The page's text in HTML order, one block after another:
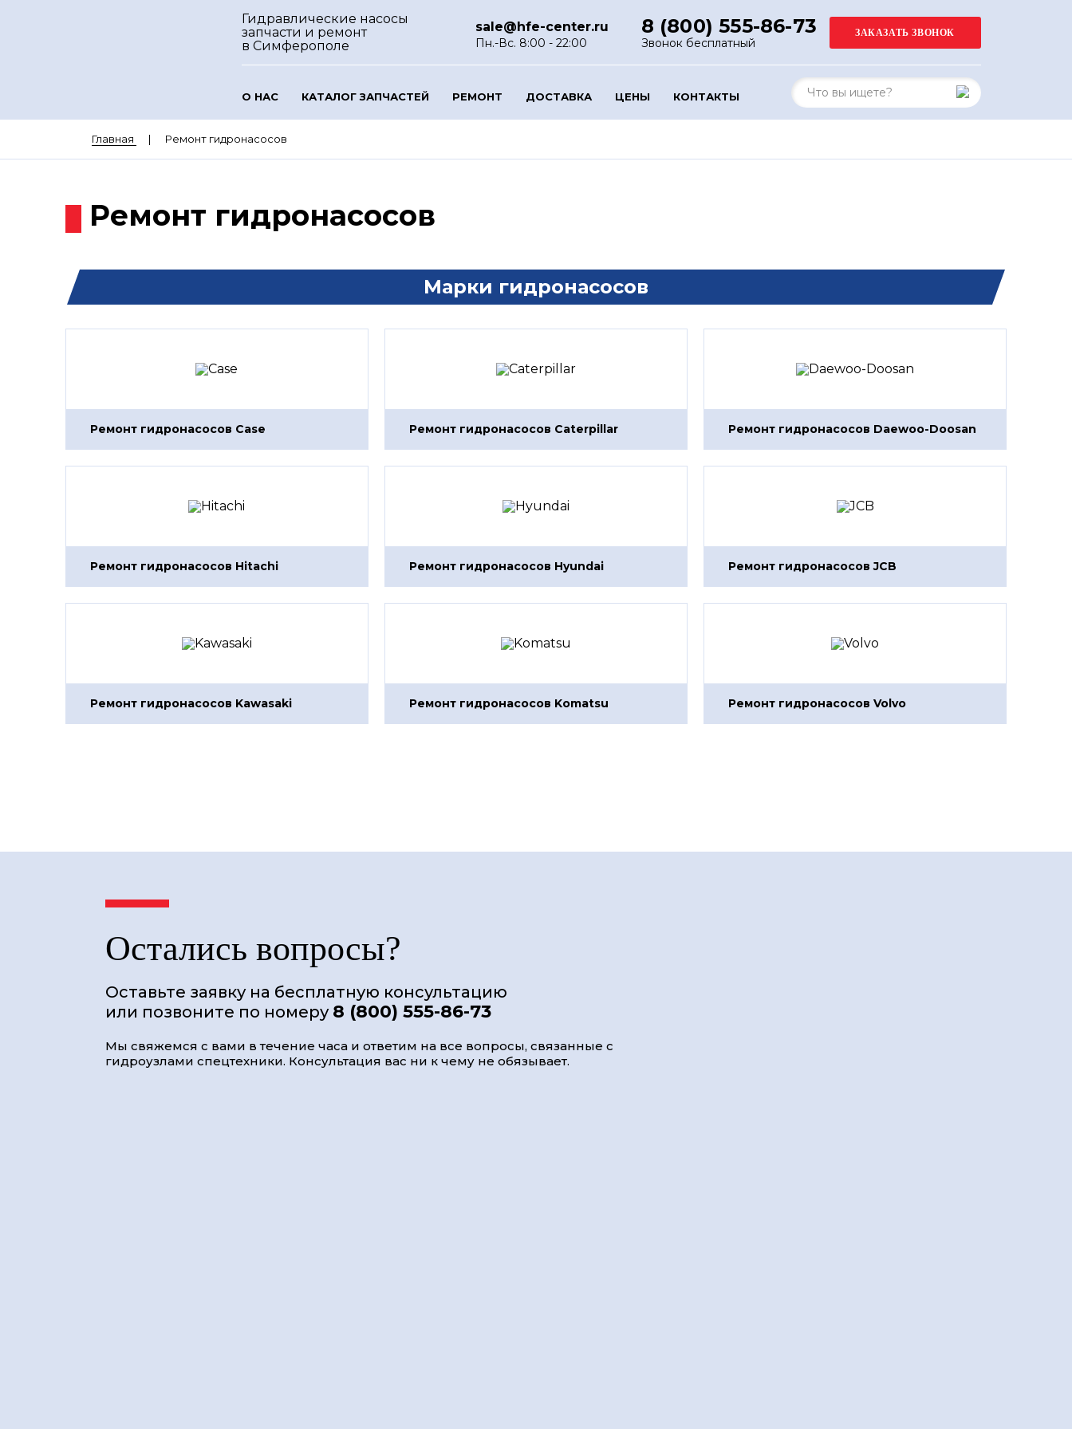
Гидравлические насосы
запчасти и ремонт
в Симферополе
sale@hfe-center.ru
Пн.-Вс. 8:00 - 22:00
8 (800) 555-86-73
Звонок бесплатный
О НАС КАТАЛОГ ЗАПЧАСТЕЙ РЕМОНТ ДОСТАВКА ЦЕНЫ КОНТАКТЫ
Главная Ремонт гидронасосов
Ремонт гидронасосов
Марки гидронасосов
Ремонт гидронасосов Case Ремонт гидронасосов Caterpillar Ремонт гидронасосов Daewoo-Doosan
Ремонт гидронасосов Hitachi Ремонт гидронасосов Hyundai Ремонт гидронасосов JCB
Ремонт гидронасосов Kawasaki Ремонт гидронасосов Komatsu Ремонт гидронасосов Volvo
Остались вопросы?
Оставьте заявку на бесплатную консультацию
или позвоните по номеру 8 (800) 555-86-73
Мы свяжемся с вами в течение часа и ответим на все вопросы, связанные с
гидроузлами спецтехники. Консультация вас ни к чему не обязывает.